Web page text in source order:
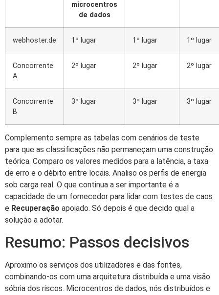
microcentros
de dados
webhoster.de 1º lugar 1º lugar 1º lugar
Concorrente
A
2º lugar 2º lugar 2º lugar
Concorrente
B
3º lugar 3º lugar 3º lugar
Complemento sempre as tabelas com cenários de teste
para que as classificações não permaneçam uma construção
teórica. Comparo os valores medidos para a latência, a taxa
de erro e o débito entre locais. Analiso os perfis de energia
sob carga real. O que continua a ser importante é a
capacidade de um fornecedor para lidar com testes de caos
e Recuperação apoiado. Só depois é que decido qual a
solução a adotar.
Resumo: Passos decisivos
Aproximo os serviços dos utilizadores e das fontes,
combinando-os com uma arquitetura distribuída e uma visão
sóbria dos riscos. Microcentros de dados, nós distribuídos e